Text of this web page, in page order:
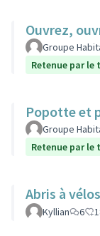
Ouvrez,
Groupe
Retenue par le
Popotte et
Groupe
Retenue par le
Abris à
Kyllian 6